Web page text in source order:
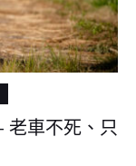
老車不死、只